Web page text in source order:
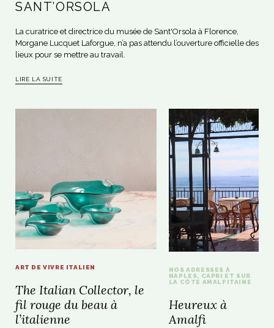
SANT’ORSOLA
La curatrice et directrice du musée de Sant'Orsola à Florence,
Morgane Lucquet Laforgue, n’a pas attendu l’ouverture officielle des
lieux pour se mettre au travail.
LIRE LA SUITE
ART DE VIVRE ITALIEN
The Italian Collector, le
fil rouge du beau à
l’italienne
NOS ADRESSES À
NAPLES, CAPRI ET SUR
LA CÔTE AMALFITAINE
Heureux à
Amalfi